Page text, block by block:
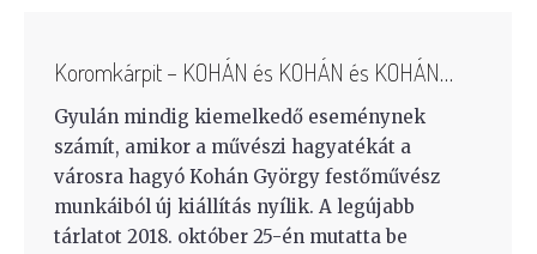
Koromkárpit – KOHÁN és KOHÁN és KOHÁN…
Gyulán mindig kiemelkedő eseménynek
számít, amikor a művészi hagyatékát a
városra hagyó Kohán György festőművész
munkáiból új kiállítás nyílik. A legújabb
tárlatot 2018. október 25-én mutatta be